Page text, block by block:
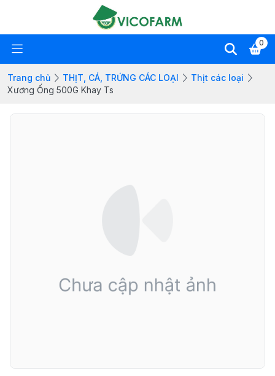
0
Trang chủ THỊT, CÁ, TRỨNG CÁC LOẠI
Thịt các loại
Xương Ống 500G Khay Ts